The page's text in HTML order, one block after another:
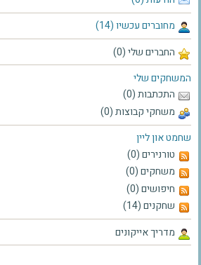
מחוברים עכשיו (14)
החברים שלי (0)
המשחקים שלי
התכתבות (0)
משחקי קבוצות (0)
שחמט און ליין
טורנירים (0)
משחקים (0)
חיפושים (0)
שחקנים (14)
מדריך אייקונים